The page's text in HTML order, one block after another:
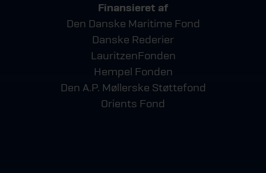
Finansieret af
Den Danske Maritime Fond
Danske Rederier
LauritzenFonden
Hempel Fonden
Den A.P. Møllerske Støttefond
Orients Fond